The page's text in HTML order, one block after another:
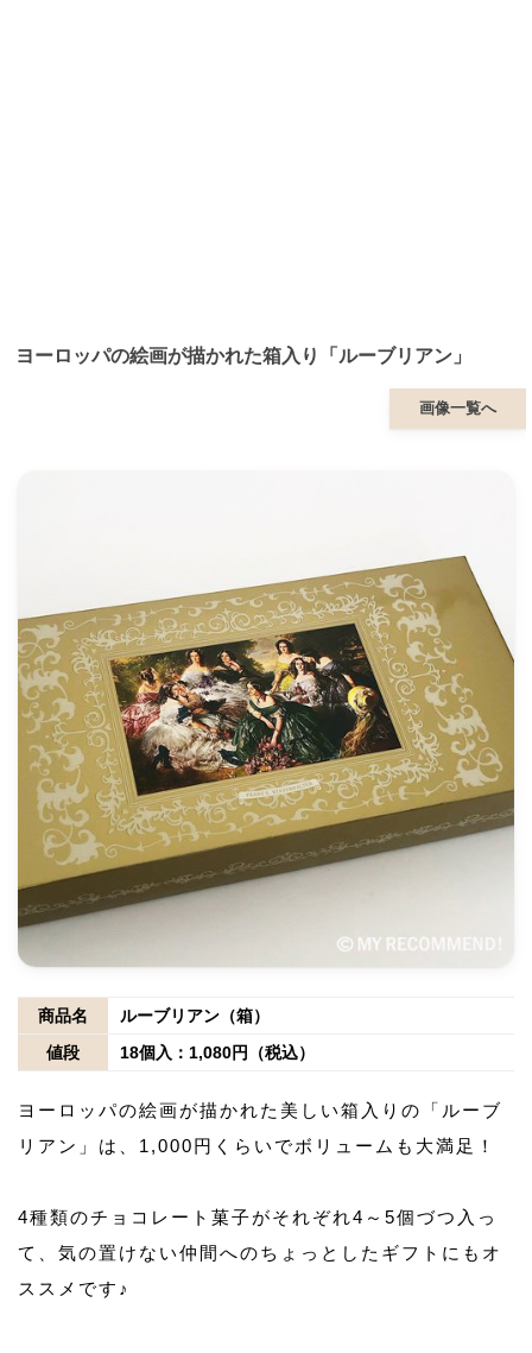
ヨーロッパの絵画が描かれた箱入り「ルーブリアン」
画像一覧へ
商品名
ルーブリアン（箱）
値段
18個入：1,080円（税込）
ヨーロッパの絵画が描かれた美しい箱入りの「ルーブ
リアン」は、1,000円くらいでボリュームも大満足！
4種類のチョコレート菓子がそれぞれ4～5個づつ入っ
て、気の置けない仲間へのちょっとしたギフトにもオ
ススメです♪